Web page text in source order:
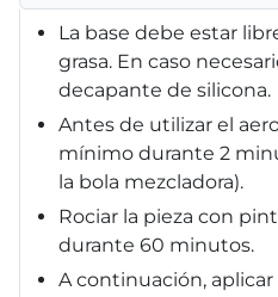
La base debe estar
grasa. En caso
decapante de silicona.
Antes de utilizar el
mínimo durante 2
la bola mezcladora).
Rociar la pieza con
durante 60 minutos.
A continuación,